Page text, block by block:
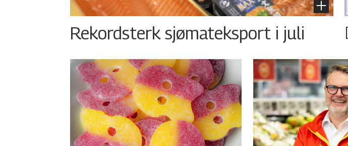
Rekordsterk sjømateksport i juli